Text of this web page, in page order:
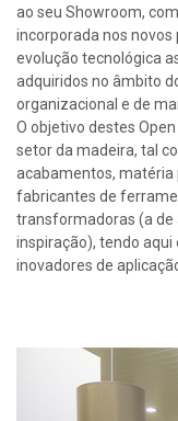
ao seu Showroom,
incorporada nos novos
evolução tecnológica
adquiridos no âmbito
organizacional e de
O objetivo destes
setor da madeira, tal
acabamentos,
fabricantes de
transformadoras (a de
inspiração), tendo
inovadores de